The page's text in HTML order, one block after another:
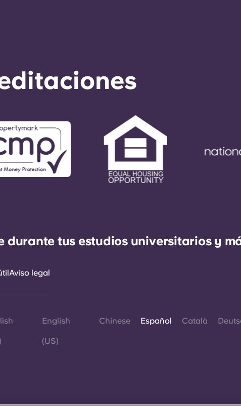
durante tus estudios universitarios y
Aviso legal
English
(US)
Chinese Español Català